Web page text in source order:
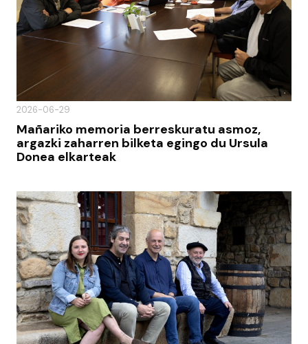
2026-06-29
Mañariko memoria berreskuratu asmoz,
argazki zaharren bilketa egingo du Ursula
Donea elkarteak